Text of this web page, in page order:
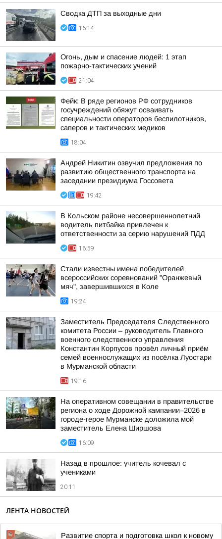
Сводка ДТП за выходные дни
16:14
Огонь, дым и спасение людей: 1 этап
пожарно-тактических учений
21:04
Фейк: В ряде регионов РФ сотрудников
госучреждений обяжут осваивать
специальности операторов беспилотников,
саперов и тактических медиков
18:04
Андрей Никитин озвучил предложения по
развитию общественного транспорта на
заседании президиума Госсовета
19:42
В Кольском районе несовершеннолетний
водитель питбайка привлечен к
ответственности за серию нарушений ПДД
16:59
Стали известны имена победителей
всероссийских соревнований "Оранжевый
мяч", завершившихся в Коле
19:24
Заместитель Председателя Следственного
комитета России – руководитель Главного
военного следственного управления
Константин Корпусов провёл личный приём
семей военнослужащих из посёлка Луостари
в Мурманской области
19:16
На оперативном совещании в правительстве
региона о ходе Дорожной кампании–2026 в
городе-герое Мурманске доложила мой
заместитель Елена Ширшова
16:09
Назад в прошлое: учитель кочевал с
учениками
20:11
ЛЕНТА НОВОСТЕЙ
Развитие спорта и подготовка школ к новому